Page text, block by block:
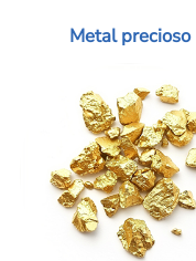
Metal precioso